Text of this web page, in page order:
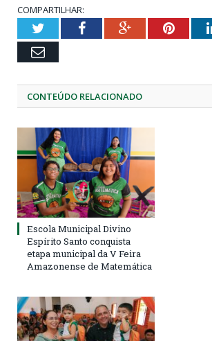
COMPARTILHAR:
TwitterFacebookGoogle+
Email
CONTEÚDO RELACIONADO
Escola Municipal Divino
Espírito Santo conquista
etapa municipal da V Feira
Amazonense de Matemática